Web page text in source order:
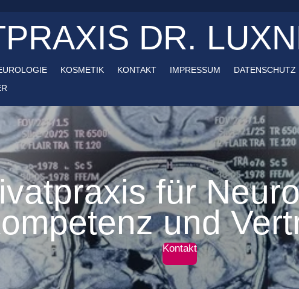
DR.
KOSMETIK KONTAKT IMPRESSUM DATENSCHUTZ
für
und
Kontakt